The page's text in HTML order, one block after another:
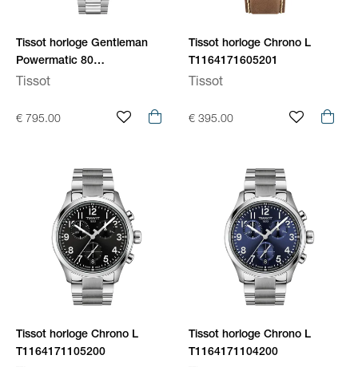
Tissot horloge Gentleman
Powermatic 80
T1658071103100
Tissot
€ 795.00
Tissot horloge Chrono L
T1164171605201
Tissot
€ 395.00
Tissot horloge Chrono L
T1164171105200
Tissot horloge Chrono L
T1164171104200